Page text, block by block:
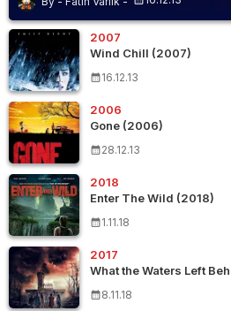
2007
Wind Chill (2007)
16.12.13
2006
Gone (2006)
28.12.13
2018
Enter The Wild (2018)
1.11.18
2017
What the Waters Left
8.11.18